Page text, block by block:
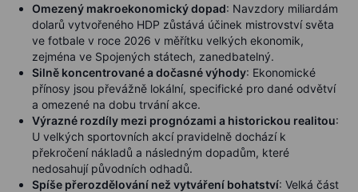
Omezený makroekonomický dopad: Navzdory miliardám
dolarů vytvořeného HDP zůstává účinek mistrovství světa
ve fotbale v roce 2026 v měřítku velkých ekonomik,
zejména ve Spojených státech, zanedbatelný.
Silně koncentrované a dočasné výhody: Ekonomické
přínosy jsou převážně lokální, specifické pro dané odvětví
a omezené na dobu trvání akce.
Výrazné rozdíly mezi prognózami a historickou realitou:
U velkých sportovních akcí pravidelně dochází k
překročení nákladů a následným dopadům, které
nedosahují původních odhadů.
Spíše přerozdělování než vytváření bohatství: Velká část